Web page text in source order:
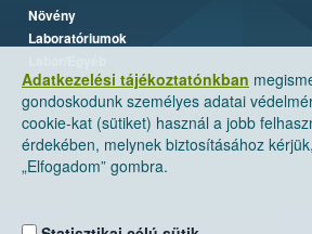
Adatkezelési tájékoztatónkban
gondoskodunk személyes adatai
cookie-kat (sütiket) használ a jobb
érdekében, melynek biztosításához
„Elfogadom” gombra.
Növény
Laboratóriumok